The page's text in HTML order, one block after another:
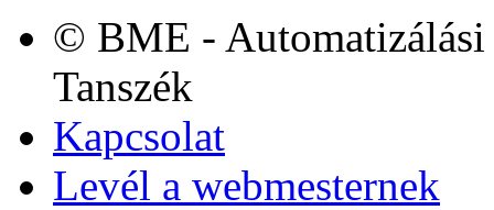
© BME -
Tanszék
Kapcsolat
Levél a webmesternek